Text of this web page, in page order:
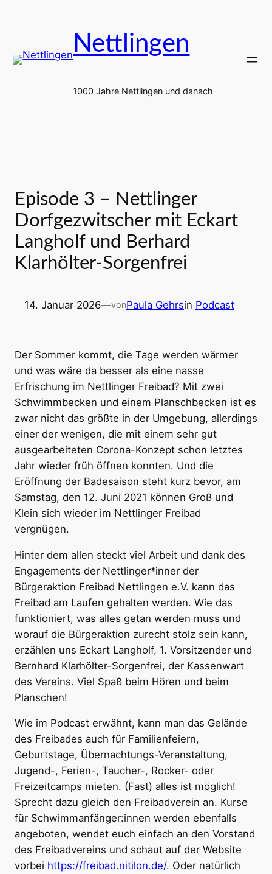
Nettlingen
1000 Jahre Nettlingen und danach
Episode 3 – Nettlinger
Dorfgezwitscher mit Eckart
Langholf und Berhard
Klarhölter-Sorgenfrei
14. Januar 2026—vonPaula Gehrsin Podcast
Der Sommer kommt, die Tage werden wärmer
und was wäre da besser als eine nasse
Erfrischung im Nettlinger Freibad? Mit zwei
Schwimmbecken und einem Planschbecken ist es
zwar nicht das größte in der Umgebung, allerdings
einer der wenigen, die mit einem sehr gut
ausgearbeiteten Corona-Konzept schon letztes
Jahr wieder früh öffnen konnten. Und die
Eröffnung der Badesaison steht kurz bevor, am
Samstag, den 12. Juni 2021 können Groß und
Klein sich wieder im Nettlinger Freibad
vergnügen.
Hinter dem allen steckt viel Arbeit und dank des
Engagements der Nettlinger*inner der
Bürgeraktion Freibad Nettlingen e.V. kann das
Freibad am Laufen gehalten werden. Wie das
funktioniert, was alles getan werden muss und
worauf die Bürgeraktion zurecht stolz sein kann,
erzählen uns Eckart Langholf, 1. Vorsitzender und
Bernhard Klarhölter-Sorgenfrei, der Kassenwart
des Vereins. Viel Spaß beim Hören und beim
Planschen!
Wie im Podcast erwähnt, kann man das Gelände
des Freibades auch für Familienfeiern,
Geburtstage, Übernachtungs-Veranstaltung,
Jugend-, Ferien-, Taucher-, Rocker- oder
Freizeitcamps mieten. (Fast) alles ist möglich!
Sprecht dazu gleich den Freibadverein an. Kurse
für Schwimmanfänger:innen werden ebenfalls
angeboten, wendet euch einfach an den Vorstand
des Freibadvereins und schaut auf der Website
vorbei https://freibad.nitilon.de/. Oder natürlich